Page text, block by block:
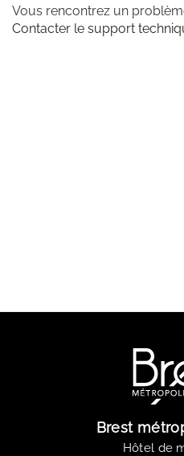
Vous rencontrez un
Contacter le support
Brest
Hôtel de